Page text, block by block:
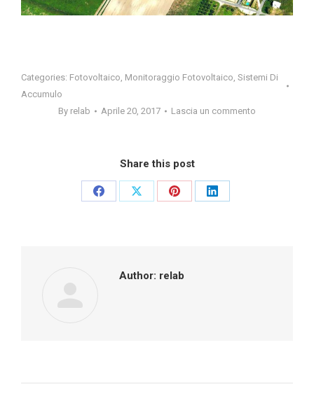
Categories: Fotovoltaico, Monitoraggio Fotovoltaico, Sistemi Di
Accumulo
By relab Aprile 20, 2017 Lascia un commento
Share this post
Share
Share
Share
Share
Author: relab